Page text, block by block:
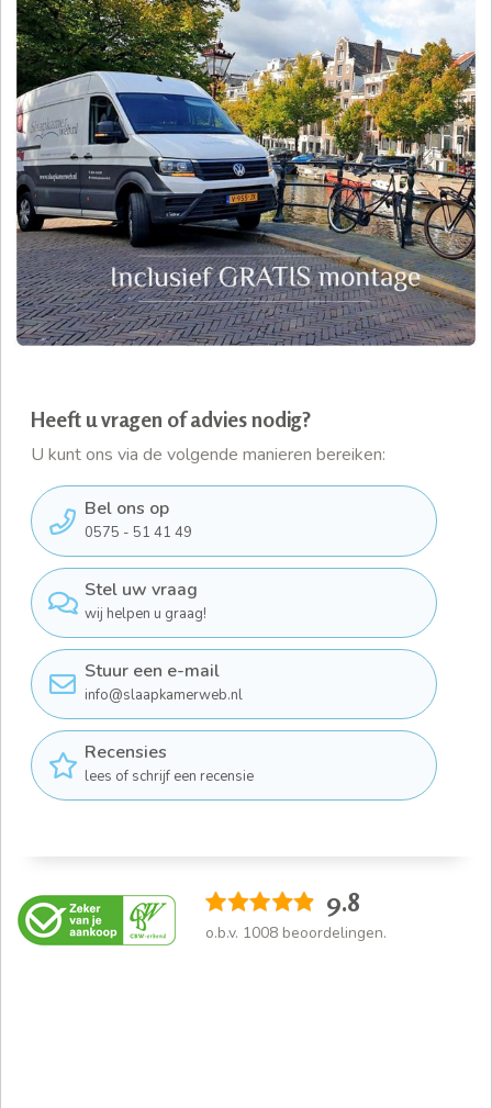
Heeft u vragen of advies nodig?
U kunt ons via de volgende manieren bereiken:
Bel ons op
0575 - 51 41 49
Stel uw vraag
wij helpen u graag!
Stuur een e-mail
info@slaapkamerweb.nl
Recensies
lees of schrijf een recensie
9.8
o.b.v. 1008 beoordelingen.